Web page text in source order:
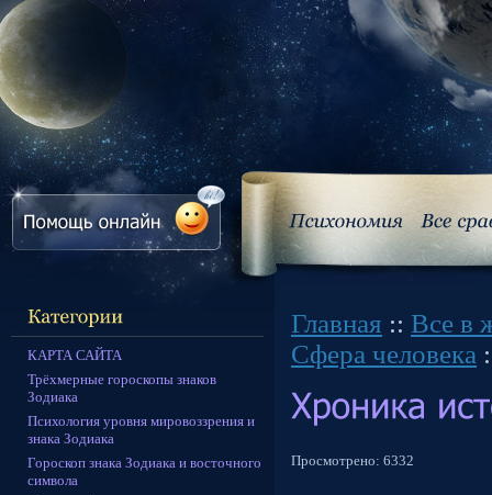
КАРТА САЙТА
Трёхмерные гороскопы знаков
Зодиака
Психология уровня мировоззрения и
знака Зодиака
Гороскоп знака Зодиака и восточного
символа
Главная :: Все в
Сфера человека
Просмотрено: 6332